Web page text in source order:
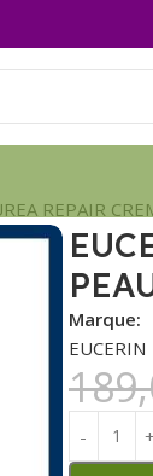
REPAIR
Marque:
EUCERIN